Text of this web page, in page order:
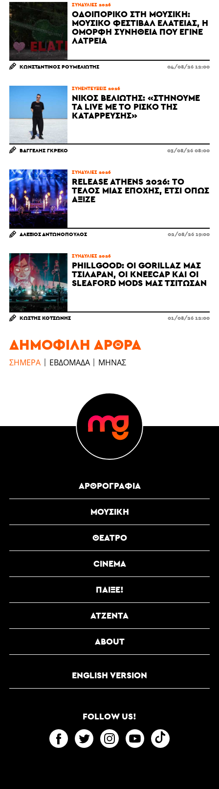
ΣΥΝΑΥΛΊΕΣ 2026
ΟΔΟΙΠΟΡΙΚΌ ΣΤΗ ΜΟΥΣΙΚΉ:
ΜΟΥΣΙΚΌ ΦΕΣΤΙΒΆΛ ΕΛΆΤΕΙΑΣ, Η
ΌΜΟΡΦΗ ΣΥΝΉΘΕΙΑ ΠΟΥ ΈΓΙΝΕ
ΛΑΤΡΕΊΑ
ΚΩΝΣΤΑΝΤΊΝΟΣ ΡΟΥΜΕΛΙΏΤΗΣ 04/08/26 12:00
ΣΥΝΕΝΤΕΎΞΕΙΣ 2026
ΝΊΚΟΣ ΒΕΛΙΏΤΗΣ: «ΣΤΉΝΟΥΜΕ
ΤΑ LIVE ΜΕ ΤΟ ΡΊΣΚΟ ΤΗΣ
ΚΑΤΆΡΡΕΥΣΗΣ»
ΒΑΓΓΈΛΗΣ ΓΚΡΈΚΟ 03/08/26 08:00
ΣΥΝΑΥΛΊΕΣ 2026
RELEASE ATHENS 2026: ΤΟ
ΤΈΛΟΣ ΜΙΑΣ ΕΠΟΧΉΣ, ΈΤΣΙ ΌΠΩΣ
ΆΞΙΖΕ
ΑΛΈΞΙΟΣ ΑΝΤΩΝΌΠΟΥΛΟΣ 02/08/26 19:00
ΣΥΝΑΥΛΊΕΣ 2026
PHILLGOOD: ΟΙ GORILLAZ ΜΆΣ
ΤΣΊΛΑΡΑΝ, ΟΙ KNEECAP ΚΑΙ ΟΙ
SLEAFORD MODS ΜΆΣ ΤΣΊΤΩΣΑΝ
ΚΩΣΤΉΣ ΚΟΤΣΏΝΗΣ 01/08/26 12:00
ΔΗΜΟΦΙΛΉ ΆΡΘΡΑ
ΣΉΜΕΡΑ ΕΒΔΟΜΆΔΑ ΜΉΝΑΣ
FOLLOW US!
ΑΡΘΡΟΓΡΑΦΊΑ
ΜΟΥΣΙΚΉ
ΘΈΑΤΡΟ
CINEMA
ΠΑΊΞΕ!
ΑΤΖΈΝΤΑ
ABOUT
ENGLISH VERSION